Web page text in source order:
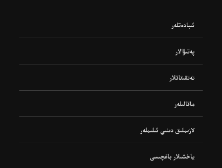
ئىبادەتلەر
پەتىۋالار
تەتقىقاتلار
ماقالىلەر
لازىملىق دىنىي ئىلىملەر
ياخشىلار باغچىسى